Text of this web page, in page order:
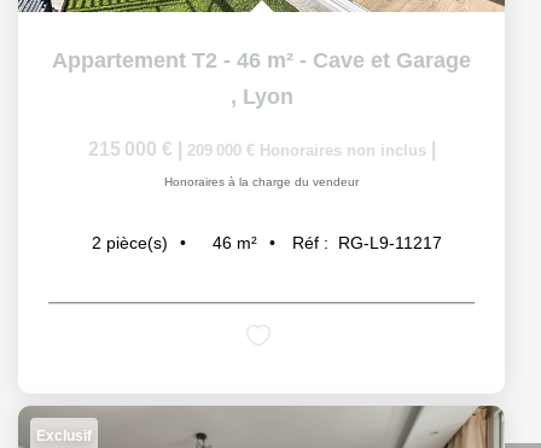
Appartement T2 - 46 m² - Cave et Garage
, Lyon
215 000 € 209 000 € Honoraires non inclus
Honoraires à la charge du vendeur
2 pièce(s) 46 m² Réf : RG-L9-11217
Exclusif